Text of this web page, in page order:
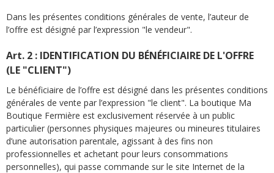
Dans les présentes conditions générales de vente, l’auteur de
l’offre est désigné par l’expression "le vendeur".
Art. 2 : IDENTIFICATION DU BÉNÉFICIAIRE DE L'OFFRE
(LE "CLIENT")
Le bénéficiaire de l’offre est désigné dans les présentes conditions
générales de vente par l’expression "le client". La boutique Ma
Boutique Fermière est exclusivement réservée à un public
particulier (personnes physiques majeures ou mineures titulaires
d’une autorisation parentale, agissant à des fins non
professionnelles et achetant pour leurs consommations
personnelles), qui passe commande sur le site Internet de la